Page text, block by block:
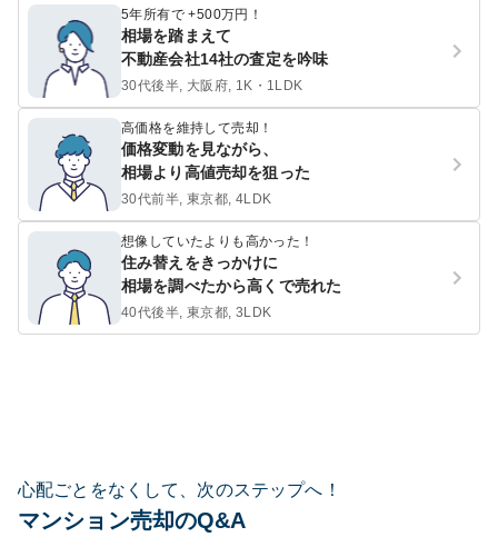
5年所有で +500万円！
相場を踏まえて
不動産会社14社の査定を吟味
30代後半, 大阪府, 1K・1LDK
高価格を維持して売却！
価格変動を見ながら、
相場より高値売却を狙った
30代前半, 東京都, 4LDK
想像していたよりも高かった！
住み替えをきっかけに
相場を調べたから高くで売れた
40代後半, 東京都, 3LDK
心配ごとをなくして、次のステップへ！
マンション売却のQ&A